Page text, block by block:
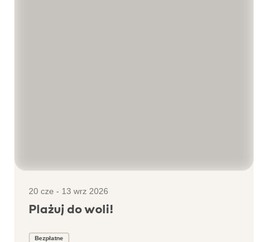
20 cze - 13 wrz 2026
Plażuj do woli!
Bezpłatne